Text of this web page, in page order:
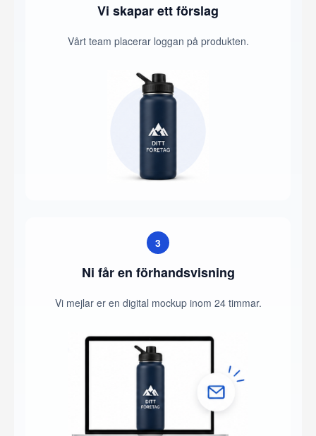
Vi skapar ett förslag
Vårt team placerar loggan på produkten.
3
Ni får en förhandsvisning
Vi mejlar er en digital mockup inom 24 timmar.